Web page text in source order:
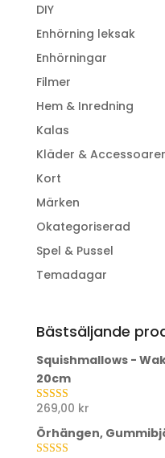
DIY
Enhörning leksak
Enhörningar
Filmer
Hem & Inredning
Kalas
Kläder & Accessoarer
Kort
Märken
Okategoriserad
Spel & Pussel
Temadagar
Bästsäljande
Squishmallows -
20cm
Betygsatt
269,00 kr
Örhängen,